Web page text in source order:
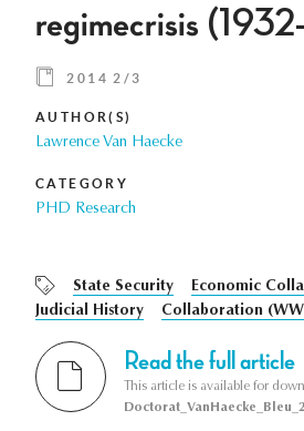
regimecrisis
2014 2/3
AUTHOR(S)
Lawrence Van Haecke
CATEGORY
PHD Research
State Security
Economic
Judicial History
Collaboration
Read the full article
This article is available for